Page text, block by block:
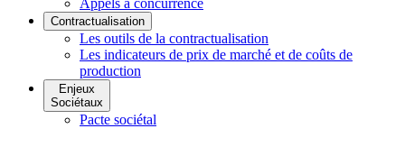
Appels à concurrence
Contractualisation
Les outils de la contractualisation
Les indicateurs de prix de marché et de coûts de
production
Enjeux
Sociétaux
Pacte sociétal